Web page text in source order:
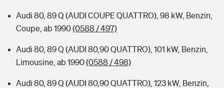
Audi 80, 89 Q (AUDI COUPE QUATTRO), 98 kW, Benzin,
Coupe, ab 1990(0588 / 497)
Audi 80, 89 Q (AUDI 80,90 QUATTRO), 101 kW, Benzin,
Limousine, ab 1990(0588 / 498)
Audi 80, 89 Q (AUDI 80,90 QUATTRO), 123 kW, Benzin,